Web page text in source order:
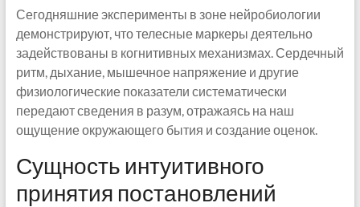
Сегодняшние эксперименты в зоне нейробиологии
демонстрируют, что телесные маркеры деятельно
задействованы в когнитивных механизмах. Сердечный
ритм, дыхание, мышечное напряжение и другие
физиологические показатели систематически
передают сведения в разум, отражаясь на наш
ощущение окружающего бытия и создание оценок.
Сущность интуитивного
принятия постановлений